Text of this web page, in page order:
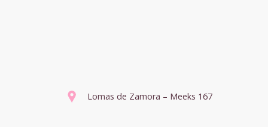
Lomas de Zamora – Meeks 167